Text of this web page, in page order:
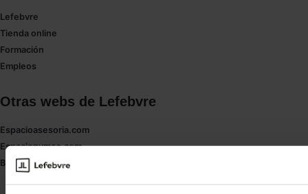
Lefebvre
Tienda online
Formación
Empleos
Otras webs de Lefebvre
Espacioasesoria.com
Espaciopymes.com
Blog de Actualidad